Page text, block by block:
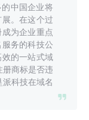

中国企业将
。在这个过
为企业重点
务的科技公
的一站式域
商标是否违
科技在域名